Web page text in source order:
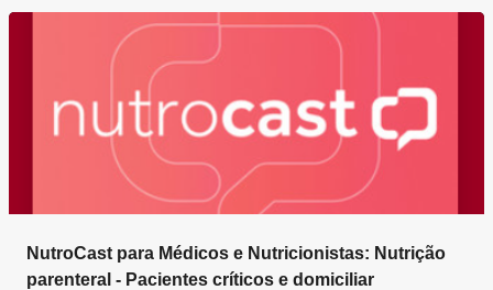
g
NutroCast para Médicos e Nutricionistas: Nutrição
parenteral - Pacientes críticos e domiciliar